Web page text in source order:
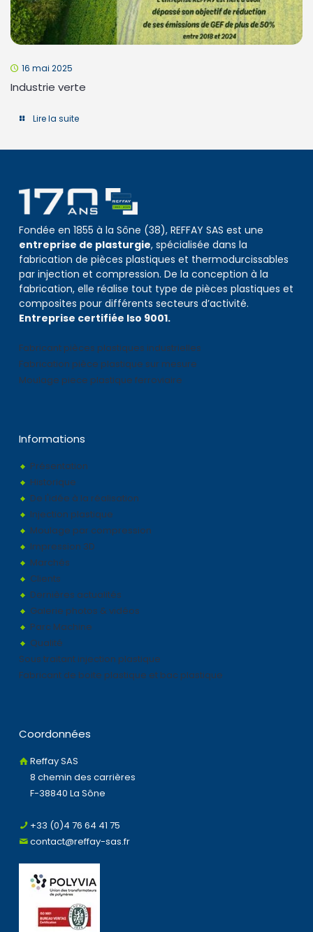
16 mai 2025
Industrie verte
Lire la suite
Fondée en 1855 à la Sône (38), REFFAY SAS est une
entreprise de plasturgie, spécialisée dans la
fabrication de pièces plastiques et thermodurcissables
par injection et compression. De la conception à la
fabrication, elle réalise tout type de pièces plastiques et
composites pour différents secteurs d’activité.
Entreprise certifiée Iso 9001.
Fabricant pièces plastiques industrielles
Fabrication pièce plastique sur mesure
Moulage piece plastique ferroviaire
Informations
Présentation
Historique
De l'idée à la réalisation
Injection plastique
Moulage par compression
Impression 3D
Marchés
Clients
Dernières actualités
Galerie photos & vidéos
Parc Machine
Qualité
Sous traitant injection plastique
Fabricant de boite plastique et bac plastique
Coordonnées
Reffay SAS
8 chemin des carrières
F-38840 La Sône
+33 (0)4 76 64 41 75
contact@reffay-sas.fr